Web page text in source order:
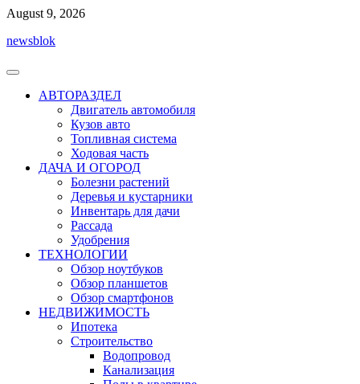
Перейти
содержимому
August 9, 2026
newsblok
АВТОРАЗДЕЛ
Двигатель автомобиля
Кузов авто
Топливная система
Ходовая часть
ДАЧА И ОГОРОД
Болезни растений
Деревья и кустарники
Инвентарь для дачи
Рассада
Удобрения
ТЕХНОЛОГИИ
Обзор ноутбуков
Обзор планшетов
Обзор смартфонов
НЕДВИЖИМОСТЬ
Ипотека
Строительство
Водопровод
Канализация